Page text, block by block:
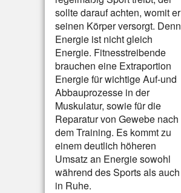
sollte darauf achten, womit er
seinen Körper versorgt. Denn
Energie ist nicht gleich
Energie. Fitnesstreibende
brauchen eine Extraportion
Energie für wichtige Auf-und
Abbauprozesse in der
Muskulatur, sowie für die
Reparatur von Gewebe nach
dem Training. Es kommt zu
einem deutlich höheren
Umsatz an Energie sowohl
während des Sports als auch
in Ruhe.